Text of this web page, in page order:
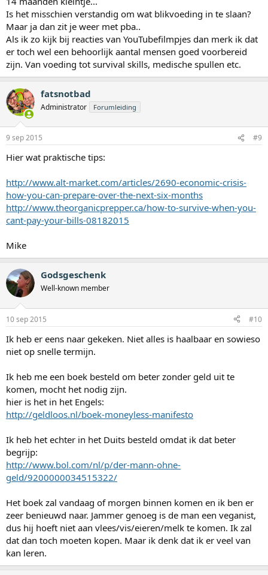
Is het misschien verstandig om wat blikvoeding in te slaan?
Maar ja dan zit je weer met pba..
Als ik zo kijk bij reacties van YouTubefilmpjes dan merk ik dat
er toch wel een behoorlijk aantal mensen goed voorbereid
zijn. Van voeding tot survival skills, medische spullen etc.
fatsnotbad
Administrator Forumleiding
9 sep 2015 #9
Hier wat praktische tips:
http://www.alt-market.com/articles/2690-economic-crisis-
how-you-can-prepare-over-the-next-six-months
http://www.theorganicprepper.ca/how-to-survive-when-you-
cant-pay-your-bills-08182015
Mike
Godsgeschenk
Well-known member
10 sep 2015 #10
Ik heb er eens naar gekeken. Niet alles is haalbaar en sowieso
niet op snelle termijn.
Ik heb me een boek besteld om beter zonder geld uit te
komen, mocht het nodig zijn.
hier is het in het Engels:
http://geldloos.nl/boek-moneyless-manifesto
Ik heb het echter in het Duits besteld omdat ik dat beter
begrijp:
http://www.bol.com/nl/p/der-mann-ohne-
geld/9200000034515322/
Het boek zal vandaag of morgen binnen komen en ik ben er
zeer benieuwd naar. Jammer genoeg is de man een veganist,
dus hij hoeft niet aan vlees/vis/eieren/melk te komen. Ik zal
dat dan toch moeten kopen. Maar ik denk dat ik er veel van
kan leren.